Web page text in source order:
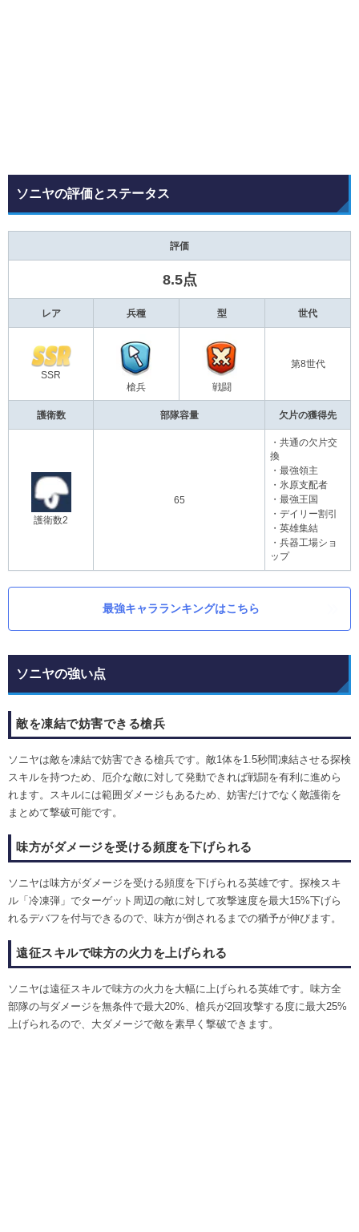
ソニヤの評価とステータス
評価
8.5点
レア 兵種 型 世代
SSR
槍兵
戦闘
第8世代
護衛数 部隊容量 欠片の獲得先
護衛数2
65
・共通の欠片交
換
・最強領主
・氷原支配者
・最強王国
・デイリー割引
・英雄集結
・兵器工場ショ
ップ
最強キャラランキングはこちら
ソニヤの強い点
敵を凍結で妨害できる槍兵
ソニヤは敵を凍結で妨害できる槍兵です。敵1体を1.5秒間凍結させる探検
スキルを持つため、厄介な敵に対して発動できれば戦闘を有利に進めら
れます。スキルには範囲ダメージもあるため、妨害だけでなく敵護衛を
まとめて撃破可能です。
味方がダメージを受ける頻度を下げられる
ソニヤは味方がダメージを受ける頻度を下げられる英雄です。探検スキ
ル「冷凍弾」でターゲット周辺の敵に対して攻撃速度を最大15%下げら
れるデバフを付与できるので、味方が倒されるまでの猶予が伸びます。
遠征スキルで味方の火力を上げられる
ソニヤは遠征スキルで味方の火力を大幅に上げられる英雄です。味方全
部隊の与ダメージを無条件で最大20%、槍兵が2回攻撃する度に最大25%
上げられるので、大ダメージで敵を素早く撃破できます。